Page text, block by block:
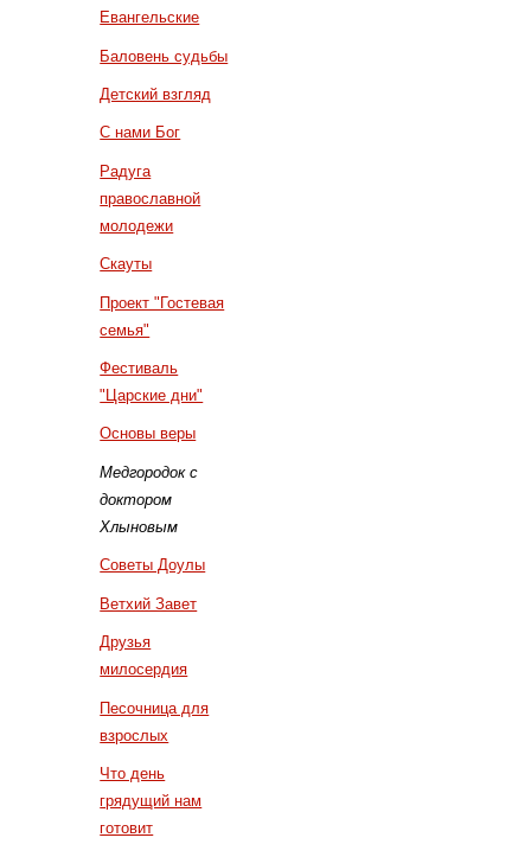
Евангельские
Баловень судьбы
Детский взгляд
С нами Бог
Радуга
православной
молодежи
Скауты
Проект "Гостевая
семья"
Фестиваль
"Царские дни"
Основы веры
Медгородок с
доктором
Хлыновым
Советы Доулы
Ветхий Завет
Друзья
милосердия
Песочница для
взрослых
Что день
грядущий нам
готовит